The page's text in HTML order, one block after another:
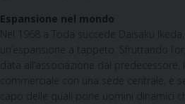
Espansione nel mondo
Nel 1968 a Toda succede Daisaku
un’espansione a tappeto. Sfruttando
data all’associazione dal predecessore,
commerciale con una sede centrale, e
capo delle quali pone uomini dinamici